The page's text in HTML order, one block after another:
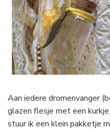
Aan iedere dromenvanger
glazen flesje met een
stuur ik een klein pakketje